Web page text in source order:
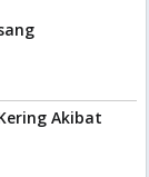
Akibat